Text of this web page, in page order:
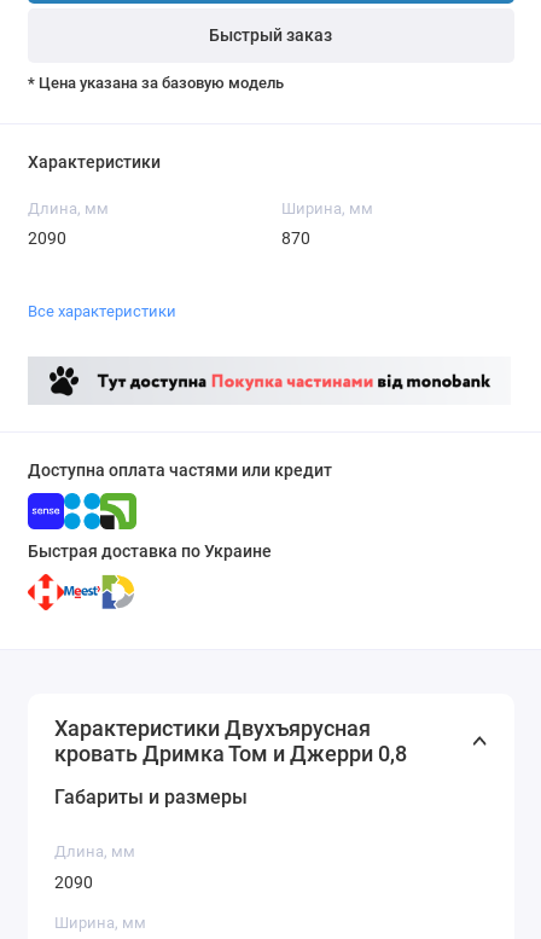
Быстрый заказ
* Цена указана за базовую модель
Характеристики
Длина, мм
2090
Ширина, мм
870
Все характеристики
Доступна оплата частями или кредит
Быстрая доставка по Украине
Характеристики Двухъярусная
кровать Дримка Том и Джерри 0,8
Габариты и размеры
Длина, мм
2090
Ширина, мм